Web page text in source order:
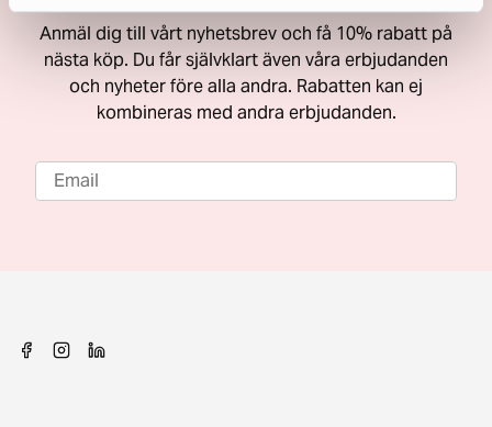
Anmäl dig till vårt nyhetsbrev och få 10% rabatt på
nästa köp. Du får självklart även våra erbjudanden
och nyheter före alla andra. Rabatten kan ej
kombineras med andra erbjudanden.